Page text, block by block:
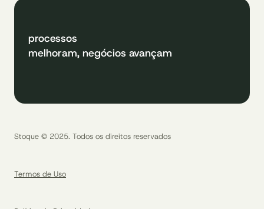
processos
melhoram, negócios avançam
Stoque © 2025. Todos os direitos reservados
Termos de Uso